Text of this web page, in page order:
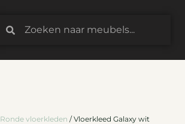
Ronde vloerkleden / Vloerkleed Galaxy wit